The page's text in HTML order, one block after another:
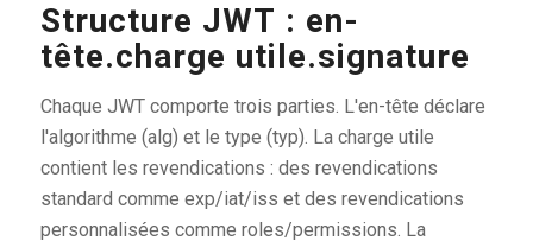
Structure JWT : en-
tête.charge utile.signature
Chaque JWT comporte trois parties. L'en-tête déclare
l'algorithme (alg) et le type (typ). La charge utile
contient les revendications : des revendications
standard comme exp/iat/iss et des revendications
personnalisées comme roles/permissions. La